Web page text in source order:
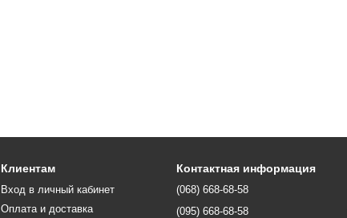
Клиентам
Вход в личный кабинет
Оплата и доставка
Контактная информация
(068) 668-68-58
(095) 668-68-58